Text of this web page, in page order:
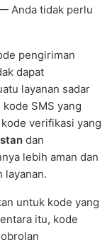
Anda tidak perlu
pengiriman
dapat
layanan sadar
SMS yang
verifikasi yang
dan
lebih aman dan
layanan.
untuk kode yang
itu, kode